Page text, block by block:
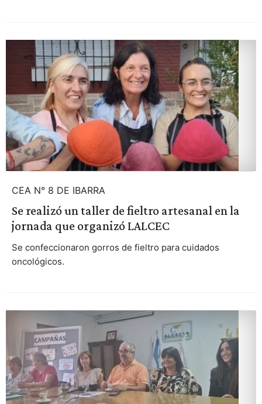
CEA N° 8 DE IBARRA
Se realizó un taller de fieltro artesanal en la
jornada que organizó LALCEC
Se confeccionaron gorros de fieltro para cuidados
oncológicos.